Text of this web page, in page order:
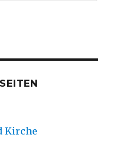
Kirche